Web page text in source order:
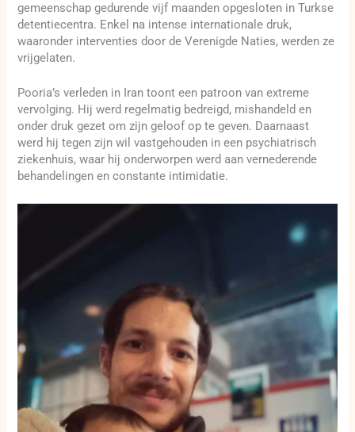
gemeenschap gedurende vijf maanden opgesloten in Turkse
detentiecentra. Enkel na intense internationale druk,
waaronder interventies door de Verenigde Naties, werden ze
vrijgelaten.
Pooria’s verleden in Iran toont een patroon van extreme
vervolging. Hij werd regelmatig bedreigd, mishandeld en
onder druk gezet om zijn geloof op te geven. Daarnaast
werd hij tegen zijn wil vastgehouden in een psychiatrisch
ziekenhuis, waar hij onderworpen werd aan vernederende
behandelingen en constante intimidatie.